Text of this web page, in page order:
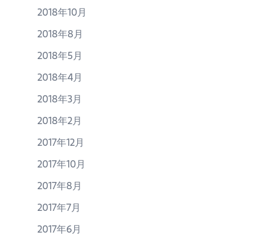
2018年10月
2018年8月
2018年5月
2018年4月
2018年3月
2018年2月
2017年12月
2017年10月
2017年8月
2017年7月
2017年6月